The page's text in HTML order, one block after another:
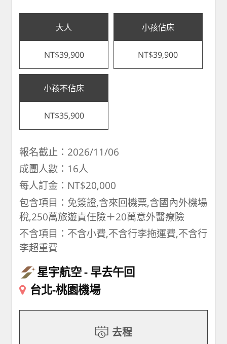
大人
NT$39,900
小孩佔床
NT$39,900
小孩不佔床
NT$35,900
報名截止：2026/11/06
成團人數：16人
每人訂金：NT$20,000
包含項目：免簽證,含來回機票,含國內外機場
稅,250萬旅遊責任險＋20萬意外醫療險
不含項目：不含小費,不含行李拖運費,不含行
李超重費
星宇航空 早去午回
台北-桃園機場
去程